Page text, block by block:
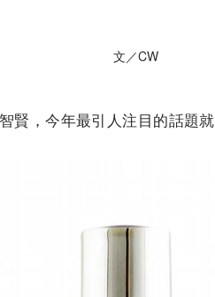
文／CW
賢，今年最引人注目的話題